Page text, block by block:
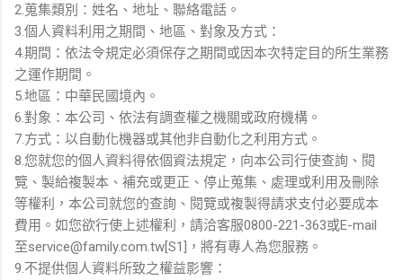
2.蒐集類別：姓名、地址、聯絡電話。
3.個人資料利用之期間、地區、對象及方式：
4.期間：依法令規定必須保存之期間或因本次特定目的所生業務
之運作期間。
5.地區：中華民國境內。
6.對象：本公司、依法有調查權之機關或政府機構。
7.方式：以自動化機器或其他非自動化之利用方式。
8.您就您的個人資料得依個資法規定，向本公司行使查詢、閱
覽、製給複製本、補充或更正、停止蒐集、處理或利用及刪除
等權利，本公司就您的查詢、閱覽或複製得請求支付必要成本
費用。如您欲行使上述權利，請洽客服0800-221-363或E-mail
至service@family.com.tw[S1]，將有專人為您服務。
9.不提供個人資料所致之權益影響：